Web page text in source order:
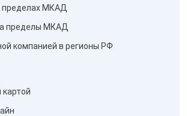
пределах МКАД
пределы МКАД
компанией в регионы РФ
картой